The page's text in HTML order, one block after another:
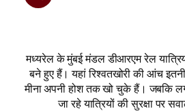
मध्यरेल के मुंबई मंडल डीआरएम रेल
बने हुए हैं। यहां रिश्वतखोरी की आंच
मीना अपनी होश तक खो चुके हैं। जबकि
जा रहे यात्रियों की सुरक्षा पर